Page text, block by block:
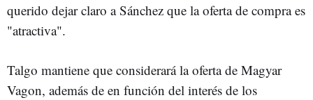
querido dejar claro a Sánchez que la oferta de compra es
"atractiva".
Talgo mantiene que considerará la oferta de Magyar
Vagon, además de en función del interés de los